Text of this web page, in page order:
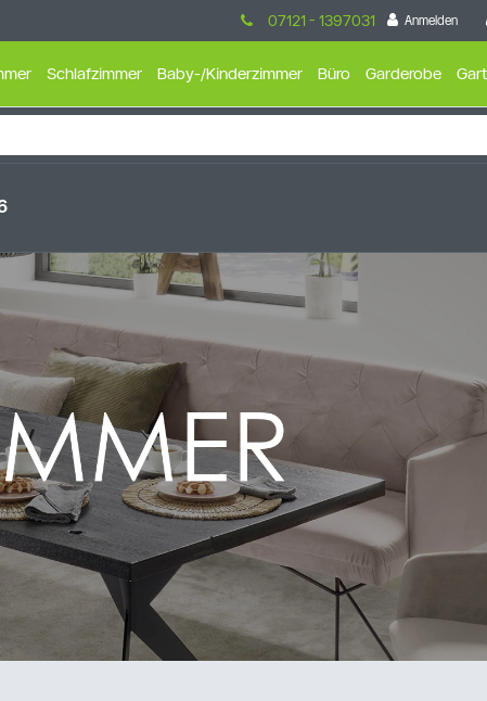
Anmelden
07121 - 1397031
Schlafzimmer Baby-/Kinderzimmer Büro Garderobe